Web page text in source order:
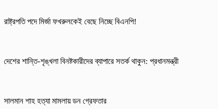
রাষ্ট্রপতি পদে মির্জা ফখরুলকেই বেছে নিচ্ছে বিএনপি!
দেশের শান্তি-শৃঙ্খলা বিনষ্টকারীদের ব্যাপারে সতর্ক থাকুন: প্রধানমন্ত্রী
সালমান শাহ হত্যা মামলায় ডন গ্রেফতার